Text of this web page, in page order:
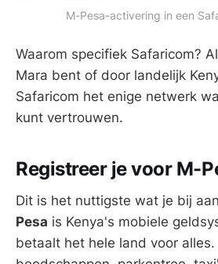
M-Pesa-activering in een
Waarom specifiek Safaricom?
Mara bent of door landelijk
Safaricom het enige netwerk
kunt vertrouwen.
Registreer je voor M-
Dit is het nuttigste wat je bij
Pesa is Kenya's mobiele
betaalt het hele land voor